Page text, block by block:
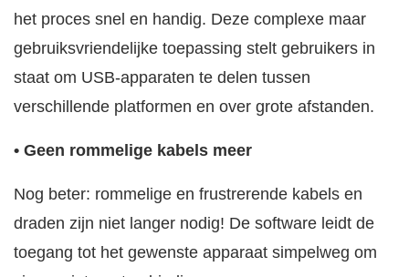
het proces snel en handig. Deze complexe maar
gebruiksvriendelijke toepassing stelt gebruikers in
staat om USB-apparaten te delen tussen
verschillende platformen en over grote afstanden.
• Geen rommelige kabels meer
Nog beter: rommelige en frustrerende kabels en
draden zijn niet langer nodig! De software leidt de
toegang tot het gewenste apparaat simpelweg om